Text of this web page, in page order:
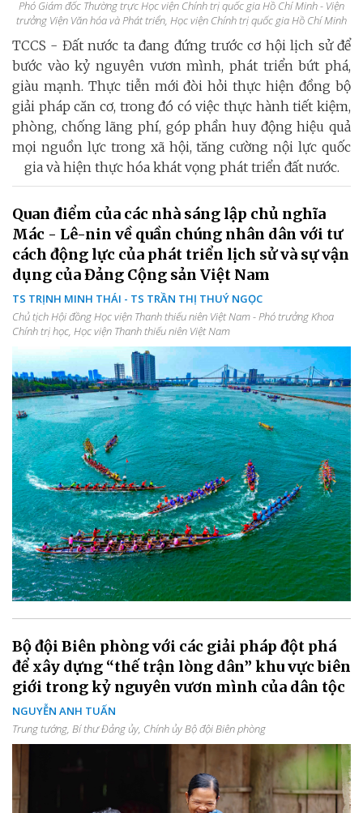
Phó Giám đốc Thường trực Học viện Chính trị quốc gia Hồ Chí Minh - Viện
trưởng Viện Văn hóa và Phát triển, Học viện Chính trị quốc gia Hồ Chí Minh
TCCS - Đất nước ta đang đứng trước cơ hội lịch sử để
bước vào kỷ nguyên vươn mình, phát triển bứt phá,
giàu mạnh. Thực tiễn mới đòi hỏi thực hiện đồng bộ
giải pháp căn cơ, trong đó có việc thực hành tiết kiệm,
phòng, chống lãng phí, góp phần huy động hiệu quả
mọi nguồn lực trong xã hội, tăng cường nội lực quốc
gia và hiện thực hóa khát vọng phát triển đất nước.
Quan điểm của các nhà sáng lập chủ nghĩa
Mác - Lê-nin về quần chúng nhân dân với tư
cách động lực của phát triển lịch sử và sự vận
dụng của Đảng Cộng sản Việt Nam
TS TRỊNH MINH THÁI - TS TRẦN THỊ THUÝ NGỌC
Chủ tịch Hội đồng Học viện Thanh thiếu niên Việt Nam - Phó trưởng Khoa
Chính trị học, Học viện Thanh thiếu niên Việt Nam
Bộ đội Biên phòng với các giải pháp đột phá
để xây dựng “thế trận lòng dân” khu vực biên
giới trong kỷ nguyên vươn mình của dân tộc
NGUYỄN ANH TUẤN
Trung tướng, Bí thư Đảng ủy, Chính ủy Bộ đội Biên phòng